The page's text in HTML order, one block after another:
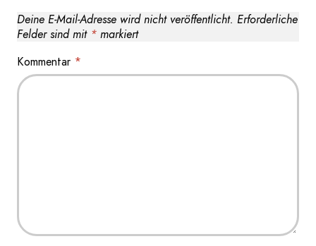
Deine E-Mail-Adresse wird nicht veröffentlicht. Erforderliche
Felder sind mit * markiert
Kommentar *